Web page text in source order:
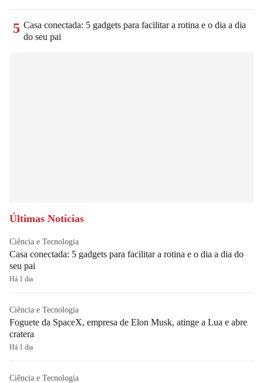
5 Casa conectada: 5 gadgets para facilitar a rotina e o dia a dia
do seu pai
Últimas Notícias
Ciência e Tecnologia
Casa conectada: 5 gadgets para facilitar a rotina e o dia a dia do
seu pai
Há 1 dia
Ciência e Tecnologia
Foguete da SpaceX, empresa de Elon Musk, atinge a Lua e abre
cratera
Há 1 dia
Ciência e Tecnologia